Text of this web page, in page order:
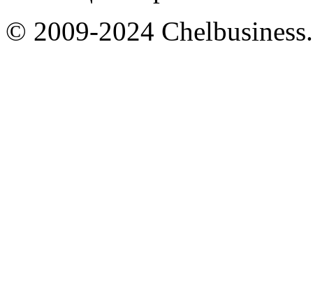
© 2009-2024